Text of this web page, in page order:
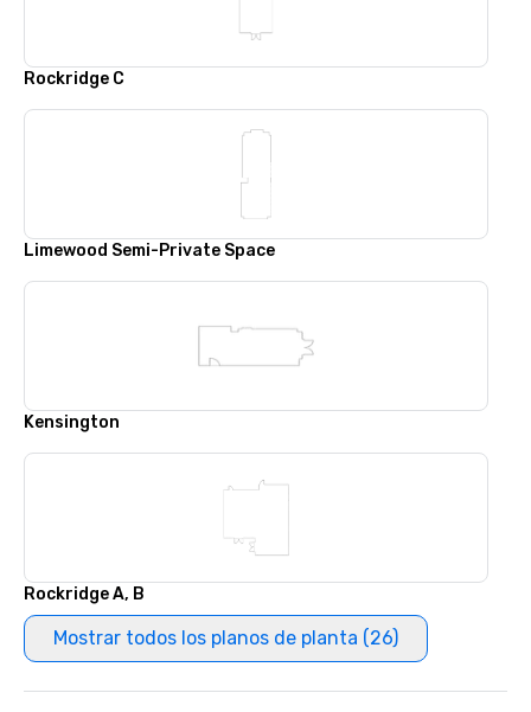
Rockridge C
Limewood Semi-Private Space
Kensington
Rockridge A, B
Mostrar todos los planos de planta (26)